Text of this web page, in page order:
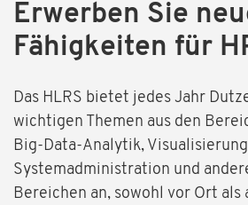
Erwerben Sie
Fähigkeiten für
Das HLRS bietet jedes Jahr
wichtigen Themen aus den
Big-Data-Analytik,
Systemadministration und
Bereichen an, sowohl vor Ort als